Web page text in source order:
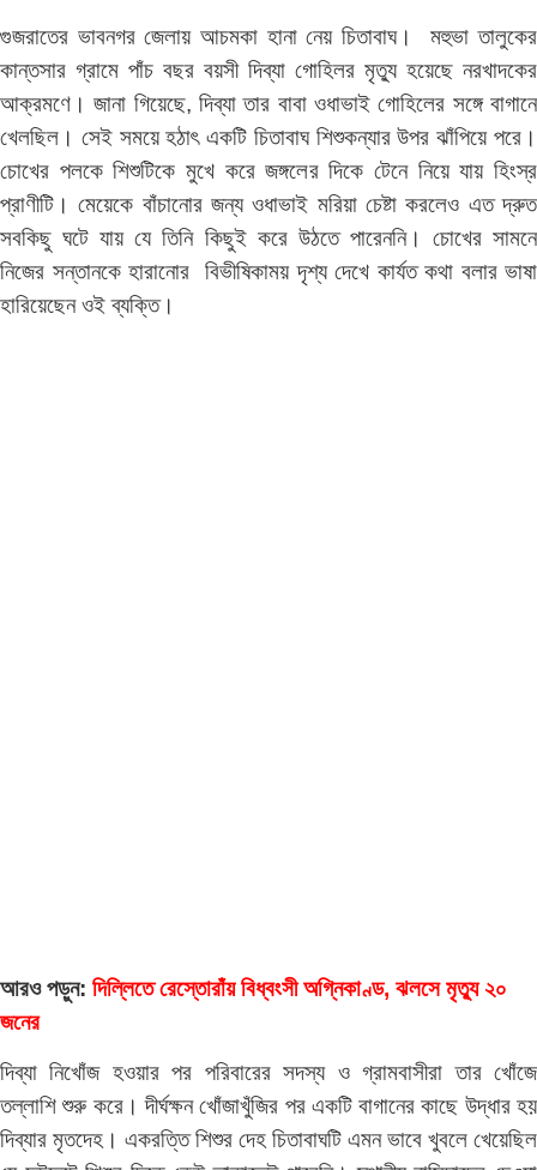
গুজরাতের ভাবনগর জেলায় আচমকা হানা নেয় চিতাবাঘ। মহুভা তালুকের
কান্তসার গ্রামে পাঁচ বছর বয়সী দিব্যা গোহিলর মৃত্যু হয়েছে নরখাদকের
আক্রমণে। জানা গিয়েছে, দিব্যা তার বাবা ওধাভাই গোহিলের সঙ্গে বাগানে
খেলছিল। সেই সময়ে হঠাৎ একটি চিতাবাঘ শিশুকন্যার উপর ঝাঁপিয়ে পরে।
চোখের পলকে শিশুটিকে মুখে করে জঙ্গলের দিকে টেনে নিয়ে যায় হিংস্র
প্রাণীটি। মেয়েকে বাঁচানোর জন্য ওধাভাই মরিয়া চেষ্টা করলেও এত দ্রুত
সবকিছু ঘটে যায় যে তিনি কিছুই করে উঠতে পারেননি। চোখের সামনে
নিজের সন্তানকে হারানোর বিভীষিকাময় দৃশ্য দেখে কার্যত কথা বলার ভাষা
হারিয়েছেন ওই ব্যক্তি।
আরও পড়ুন: দিল্লিতে রেস্তোরাঁয় বিধ্বংসী অগ্নিকাণ্ড, ঝলসে মৃত্যু ২০
জনের
দিব্যা নিখোঁজ হওয়ার পর পরিবারের সদস্য ও গ্রামবাসীরা তার খোঁজে
তল্লাশি শুরু করে। দীর্ঘক্ষন খোঁজাখুঁজির পর একটি বাগানের কাছে উদ্ধার হয়
দিব্যার মৃতদেহ। একরত্তি শিশুর দেহ চিতাবাঘটি এমন ভাবে খুবলে খেয়েছিল